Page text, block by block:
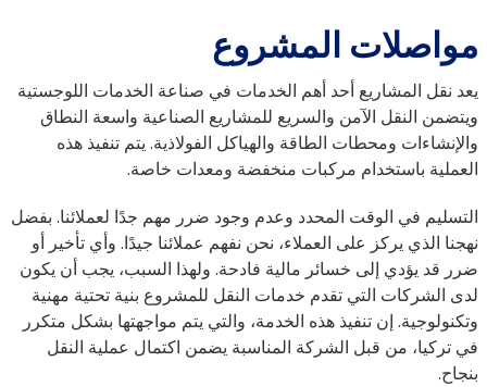
مواصلات المشروع
يعد نقل المشاريع أحد أهم الخدمات في صناعة الخدمات اللوجستية
ويتضمن النقل الآمن والسريع للمشاريع الصناعية واسعة النطاق
والإنشاءات ومحطات الطاقة والهياكل الفولاذية. يتم تنفيذ هذه
العملية باستخدام مركبات منخفضة ومعدات خاصة.
التسليم في الوقت المحدد وعدم وجود ضرر مهم جدًا لعملائنا. بفضل
نهجنا الذي يركز على العملاء، نحن نفهم عملائنا جيدًا. وأي تأخير أو
ضرر قد يؤدي إلى خسائر مالية فادحة. ولهذا السبب، يجب أن يكون
لدى الشركات التي تقدم خدمات النقل للمشروع بنية تحتية مهنية
وتكنولوجية. إن تنفيذ هذه الخدمة، والتي يتم مواجهتها بشكل متكرر
في تركيا، من قبل الشركة المناسبة يضمن اكتمال عملية النقل
بنجاح.